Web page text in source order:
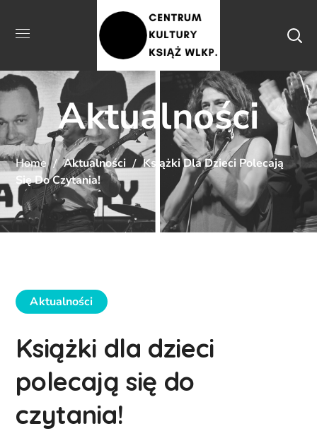
Aktualności
Home Aktualności
Książki Dla Dzieci Polecają
Się Do Czytania!
Aktualności
Książki dla dzieci
polecają się do
czytania!